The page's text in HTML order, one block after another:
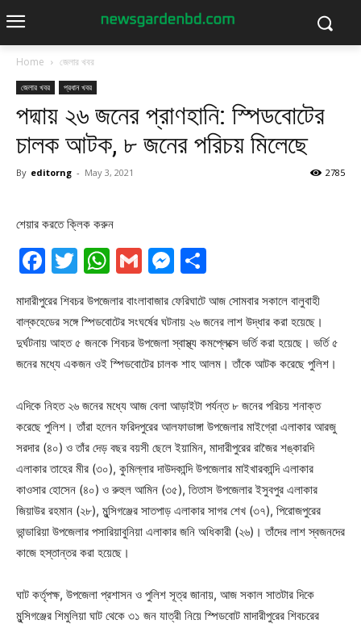
Home জেলার খবর
জেলার খবর প্রধান খবর
পদ্মায় ২৬ জনের প্রাণহানি: স্পিডবোটের
চালক আটক, ৮ জনের পরিচয় মিলেছে
By editorng - May 3, 2021 2785
শেয়ার করতে ক্লিক করুন
Facebook
Twitter
WhatsApp
GmailMessenger
মাদারীপুরের শিবচর উপজেলার বাংলাবাজার ফেরিঘাটে আজ সোমবার সকালে বালুবাহী
বাল্কহেডের সঙ্গে স্পিডবোটের সংঘর্ষের ঘটনায় ২৬ জনের লাশ উদ্ধার করা হয়েছে।
দুর্ঘটনায় আহত ৫ জনকে শিবচর উপজেলা স্বাস্থ্য কমপ্লেক্সে ভর্তি করা হয়েছে। ভর্তি ৫
জনের মধ্যে একজন ওই স্পিডবোটের চালক শাহ আলম। তাঁকে আটক করেছে পুলিশ।
এদিকে নিহত ২৬ জনের মধ্যে আজ বেলা আড়াইটা পর্যন্ত ৮ জনের পরিচয় শনাক্ত
করেছে পুলিশ। তাঁরা হলেন ফরিদপুরের আলফাডাঙ্গা উপজেলার মাইগ্রো এলাকার আরজু
সরদার (৪০) ও তাঁর দেড় বছর বয়সী ছেলে ইয়ামিন, মাদারীপুরের রাজৈর শঙ্কারদি
এলাকার তাহের মীর (৩০), কুমিল্লার দাউদকান্দি উপজেলার মাইখারকান্দি এলাকার
কাওসার হোসেন (৪০) ও রুহুল আমিন (৩৫), তিতাস উপজেলার ইসুবপুর এলাকার
জিয়াউর রহমান (২৮), মুন্সিগঞ্জের সাতপাড় এলাকার সাগর শেখ (৩৭), পিরোজপুরের
ভান্ডারিয়া উপজেলার পসারিয়াবুনিয়া এলাকার জনি অধিকারী (২৬)। তাঁদের লাশ স্বজনদের
কাজে হস্তান্তর করা হয়েছে।
ঘাট কর্তৃপক্ষ, উপজেলা প্রশাসন ও পুলিশ সূত্র জানায়, আজ সকাল সাতটার দিকে
মুন্সিগঞ্জের শিমুলিয়া ঘাট থেকে ৩১ জন যাত্রী নিয়ে স্পিডবোট মাদারীপুরের শিবচরের